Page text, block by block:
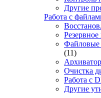
Другие
Работа с
Файловые
(11)
Очистка
Работа с
Другие